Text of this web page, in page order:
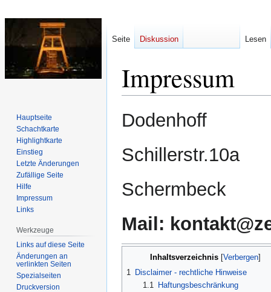
Impressum
Zur
Navigation
Zur
Suche
Dodenhoff
Schillerstr.10a
Schermbeck
Mail:
Inhaltsverzeichnis
1 Disclaimer - rechtliche Hinweise
1.1
Haftungsbeschränkung
Seite Diskussion Lesen
Hauptseite
Schachtkarte
Highlightkarte
Einstieg
Letzte Änderungen
Zufällige Seite
Hilfe
Impressum
Links
Werkzeuge
Links auf diese Seite
Änderungen an
verlinkten Seiten
Spezialseiten
Druckversion